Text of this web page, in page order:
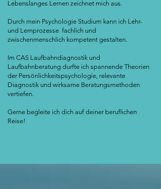
Lebenslanges Lernen zeichnet mich aus.
Durch mein Psychologie Studium kann ich Lehr-
und Lernprozesse fachlich und
zwischenmenschlich kompetent gestalten.
Im CAS Laufbahndiagnostik und
Laufbahnberatung durfte ich spannende Theorien
der Persönlichkeitspsychologie, relevante
Diagnostik und wirksame Beratungsmethoden
vertiefen.
Gerne begleite ich dich auf deiner beruflichen
Reise!